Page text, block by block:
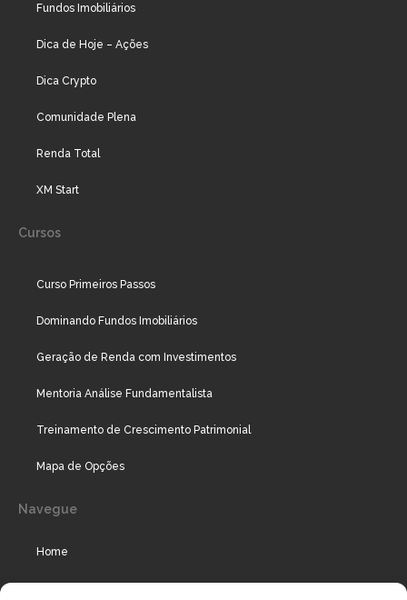
Fundos Imobiliários
Dica de Hoje – Ações
Dica Crypto
Comunidade Plena
Renda Total
XM Start
Cursos
Curso Primeiros Passos
Dominando Fundos Imobiliários
Geração de Renda com Investimentos
Mentoria Análise Fundamentalista
Treinamento de Crescimento Patrimonial
Mapa de Opções
Navegue
Home